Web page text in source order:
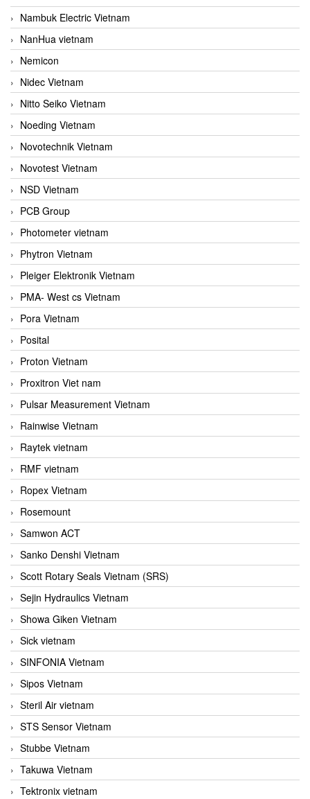
Nambuk Electric Vietnam
NanHua vietnam
Nemicon
Nidec Vietnam
Nitto Seiko Vietnam
Noeding Vietnam
Novotechnik Vietnam
Novotest Vietnam
NSD Vietnam
PCB Group
Photometer vietnam
Phytron Vietnam
Pleiger Elektronik Vietnam
PMA- West cs Vietnam
Pora Vietnam
Posital
Proton Vietnam
Proxitron Viet nam
Pulsar Measurement Vietnam
Rainwise Vietnam
Raytek vietnam
RMF vietnam
Ropex Vietnam
Rosemount
Samwon ACT
Sanko Denshi Vietnam
Scott Rotary Seals Vietnam (SRS)
Sejin Hydraulics Vietnam
Showa Giken Vietnam
Sick vietnam
SINFONIA Vietnam
Sipos Vietnam
Steril Air vietnam
STS Sensor Vietnam
Stubbe Vietnam
Takuwa Vietnam
Tektronix vietnam